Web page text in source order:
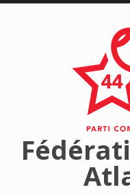
Aller au contenu principal